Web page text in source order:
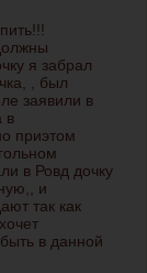
я забрал
, был
заявили в
в
приэтом
в Ровд дочку
и
так как
в данной